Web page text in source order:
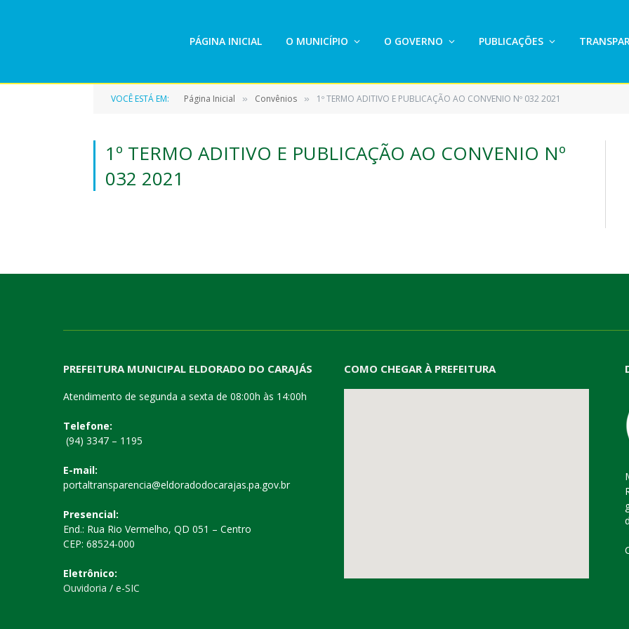
PÁGINA INICIAL O MUNICÍPIO O GOVERNO PUBLICAÇÕES
VOCÊ ESTÁ EM: Página Inicial » Convênios » 1º TERMO ADITIVO E PUBLICAÇÃO AO CONVENIO Nº 032 2021
1º TERMO ADITIVO E PUBLICAÇÃO AO CONVENIO Nº
032 2021
PREFEITURA MUNICIPAL ELDORADO DO CARAJÁS
Atendimento de segunda a sexta de 08:00h às 14:00h
Telefone:
(94) 3347 – 1195
E-mail:
portaltransparencia@eldoradodocarajas.pa.gov.br
Presencial:
End.: Rua Rio Vermelho, QD 051 – Centro
CEP: 68524-000
Eletrônico:
Ouvidoria / e-SIC
COMO CHEGAR À PREFEITURA